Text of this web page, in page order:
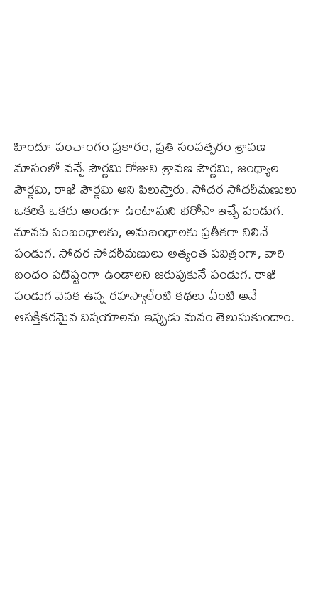
హిందూ పంచాంగం ప్రకారం, ప్రతి సంవత్సరం శ్రావణ
మాసంలో వచ్చే పౌర్ణమి రోజుని శ్రావణ పౌర్ణమి, జంధ్యాల
పౌర్ణమి, రాఖీ పౌర్ణమి అని పిలుస్తారు. సోదర సోదరీమణులు
ఒకరికి ఒకరు అండగా ఉంటామని భరోసా ఇచ్చే పండుగ.
మానవ సంబంధాలకు, అనుబంధాలకు ప్రతీకగా నిలిచే
పండుగ. సోదర సోదరీమణులు అత్యంత పవిత్రంగా, వారి
బంధం పటిష్టంగా ఉండాలని జరుపుకునే పండుగ. రాఖీ
పండుగ వెనక ఉన్న రహస్యాలేంటి కథలు ఏంటి అనే
ఆసక్తికరమైన విషయాలను ఇప్పుడు మనం తెలుసుకుందాం.